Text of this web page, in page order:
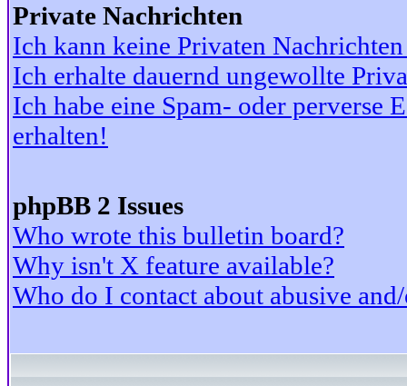
Private Nachrichten
Ich kann keine Privaten
Ich erhalte dauernd ungewollte
Ich habe eine Spam- oder perverse
erhalten!
phpBB 2 Issues
Who wrote this bulletin board?
Why isn't X feature available?
Who do I contact about abusive